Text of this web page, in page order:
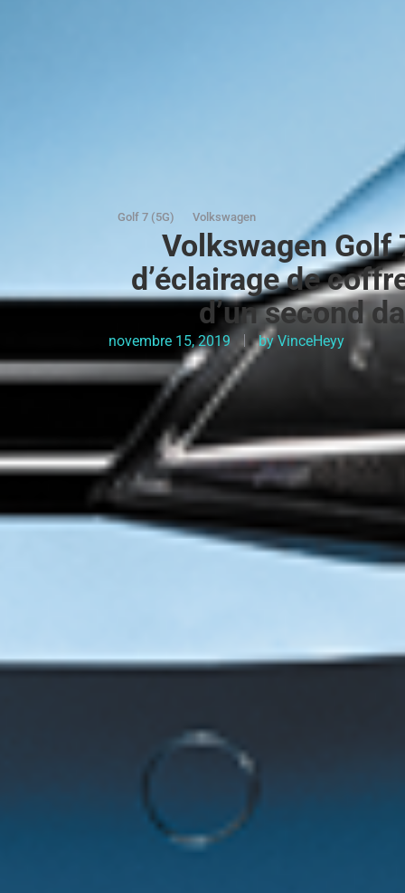
Golf 7 (5G) Volkswagen
Volkswagen Golf
d’éclairage de
d’un second
novembre 15, 2019 byVinceHeyy